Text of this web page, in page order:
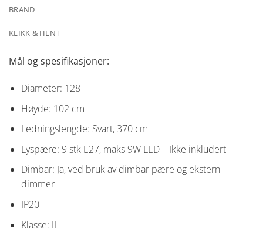
BRAND
KLIKK & HENT
Mål og spesifikasjoner:
Diameter: 128
Høyde: 102 cm
Ledningslengde: Svart, 370 cm
Lyspære: 9 stk E27, maks 9W LED – Ikke inkludert
Dimbar: Ja, ved bruk av dimbar pære og ekstern
dimmer
IP20
Klasse: II